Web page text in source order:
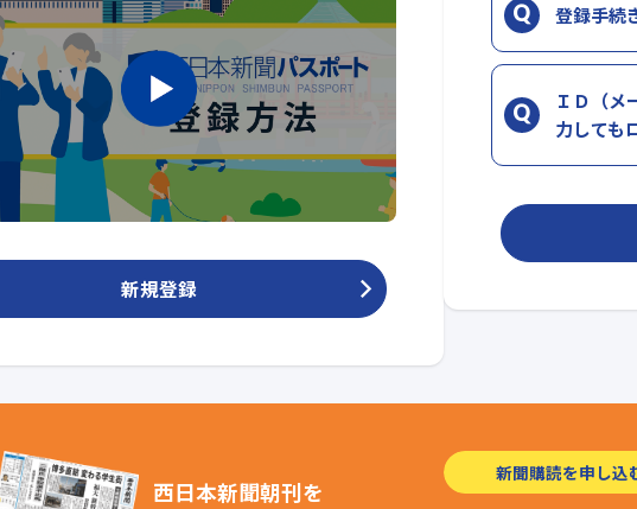
新規登録
登録手続
ＩＤ（メ
力しても
西日本新聞朝刊を
新聞購読を申し込